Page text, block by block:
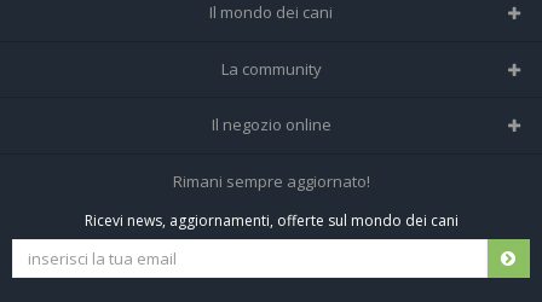
Il mondo dei cani
Tutte le razze
La community
Home
Tutti i cani iscritti
Il negozio online
Negozio per cani
Spedizioni e resi
Rimani sempre aggiornato!
Ricevi news, aggiornamenti, offerte sul mondo dei cani